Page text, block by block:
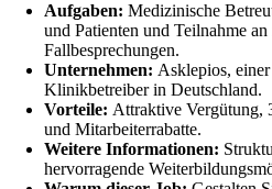
Aufgaben: Medizinische
und Patienten und Teilnahme
Fallbesprechungen.
Unternehmen: Asklepios,
Klinikbetreiber in Deutschland.
Vorteile: Attraktive Vergütung,
und Mitarbeiterrabatte.
Weitere Informationen:
hervorragende